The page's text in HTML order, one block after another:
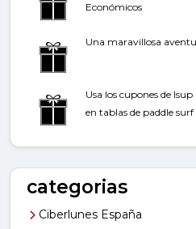
Económicos
Una maravillosa
Usa los cupones de
en tablas de paddle surf
categorias
Ciberlunes España